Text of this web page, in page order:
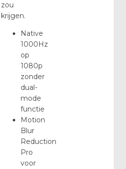
zou
krijgen.
Native
1000Hz
op
1080p
zonder
dual-
mode
functie
Motion
Blur
Reduction
Pro
voor